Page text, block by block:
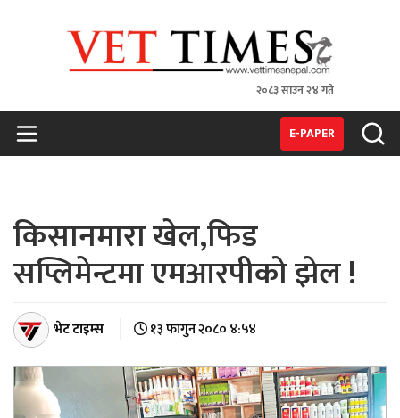
२०८३ साउन २४ गते
E-PAPER
किसानमारा खेल,फिड
सप्लिमेन्टमा एमआरपीको झेल !
भेट टाइम्स १३ फागुन २०८० ४:५४